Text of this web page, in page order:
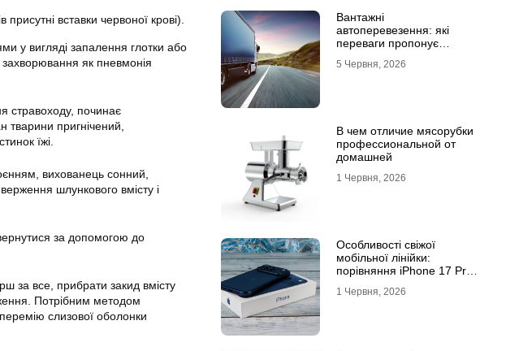
вставки червоної крові).
у вигляді запалення глотки або
захворювання як пневмонія
стравоходу, починає
пригнічений,
їжі.
вихованець сонний,
шлункового вмісту і
за допомогою до
за все, прибрати закид вмісту
Потрібним методом
слизової оболонки
Вантажні
автоперевезення: які
переваги пропонує
професіоналами
5 Червня, 2026
В чем отличие мясорубки
профессиональной от
домашней
1 Червня, 2026
Особливості свіжої
мобільної лінійки:
порівняння iPhone 17 Pro
1 Червня, 2026